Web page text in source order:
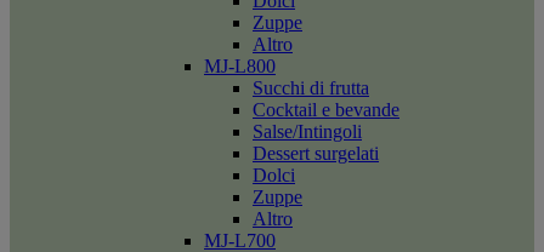
Zuppe
Altro
MJ-L800
Succhi di frutta
Cocktail e bevande
Salse/Intingoli
Dessert surgelati
Dolci
Zuppe
Altro
MJ-L700